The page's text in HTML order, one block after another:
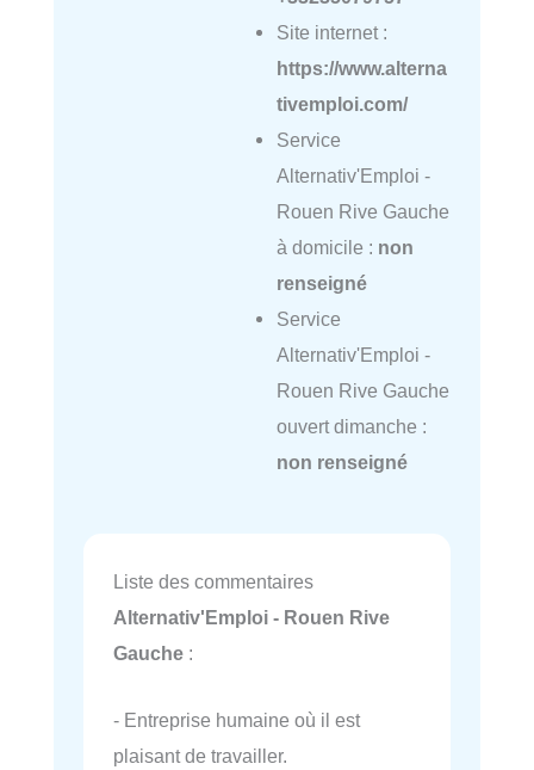
Site internet :
https://www.alterna
tivemploi.com/
Service
Alternativ'Emploi -
Rouen Rive Gauche
à domicile : non
renseigné
Service
Alternativ'Emploi -
Rouen Rive Gauche
ouvert dimanche :
non renseigné
Liste des commentaires
Alternativ'Emploi - Rouen Rive
Gauche :
- Entreprise humaine où il est
plaisant de travailler.